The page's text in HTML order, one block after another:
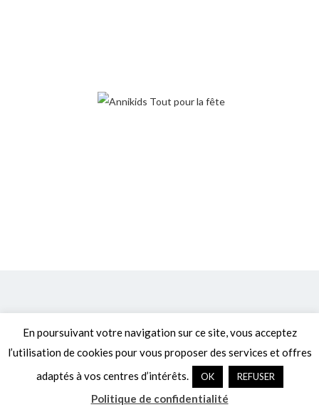
En poursuivant votre navigation sur ce site, vous acceptez
l’utilisation de cookies pour vous proposer des services et offres
adaptés à vos centres d’intérêts.
OK REFUSER
Politique de confidentialité